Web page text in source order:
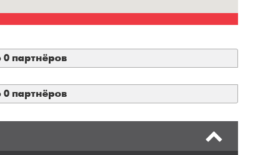
0 партнёров
0 партнёров